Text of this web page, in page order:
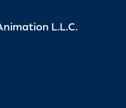
L.L.C.